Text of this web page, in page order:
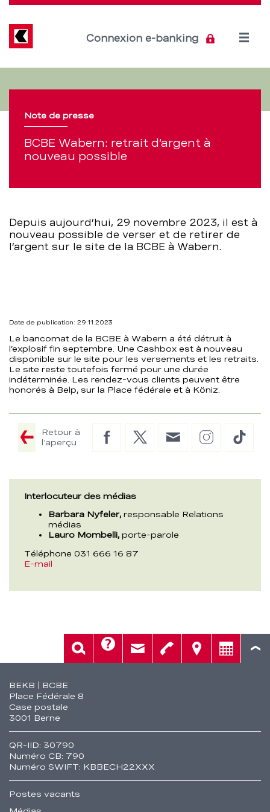
Wabern:
retrait
d’argent
à
nouveau
possible
Direkt
Inhalt
Connexion e-banking
Open
navigation
service
Note de presse
BCBE Wabern: retrait d’argent à
nouveau possible
Depuis aujourd’hui, 29 novembre 2023, il est à
nouveau possible de verser et de retirer de
l’argent sur le site de la BCBE à Wabern.
Interlocuteur des médias
Barbara Nyfeler, responsable Relations
médias
Lauro Mombelli, porte-parole
Téléphone 031 666 16 87
E-mail
Date de publication: 29.11.2023
Le bancomat de la BCBE à Wabern a été détruit à
l’explosif fin septembre. Une Cashbox est à nouveau
disponible sur le site pour les versements et les retraits.
Le site reste toutefois fermé pour une durée
indéterminée. Les rendez-vous clients peuvent être
honorés à Belp, sur la Place fédérale et à Köniz.
Retour à
l'aperçu
FacebookTwitter
E-
Instagram
Fusszeile
BEKB | BCBE
Place Fédérale 8
Case postale
3001 Berne
QR-IID: 30790
Numéro CB: 790
Numéro SWIFT: KBBECH22XXX
Postes vacants